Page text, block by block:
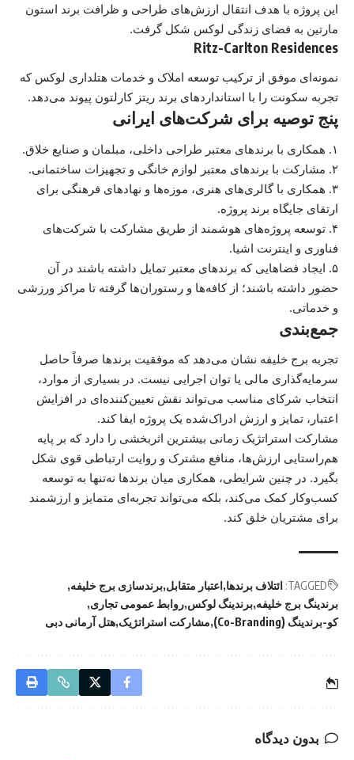
این پروژه با هدف انتقال ارزش‌های طراحی و ظرافت برند استون
مارتین به فضای زندگی لوکس شکل گرفت.
Ritz-Carlton Residences
نمونه‌ای موفق از ترکیب توسعه املاک و خدمات هتلداری لوکس که
تجربه سکونت را با استانداردهای برند ریتز کارلتون پیوند می‌دهد.
پنج توصیه برای شرکت‌های ایرانی
۱. همکاری با برندهای معتبر طراحی داخلی، مبلمان و صنایع خلاق.
۲. مشارکت با برندهای معتبر لوازم خانگی و تجهیزات ساختمانی.
۳. همکاری با گالری‌های هنری، موزه‌ها و نهادهای فرهنگی برای
ارتقای جایگاه برند پروژه.
۴. توسعه پروژه‌های هوشمند از طریق مشارکت با شرکت‌های
فناوری و اینترنت اشیا.
۵. ایجاد فضاهایی که برندهای معتبر تمایل داشته باشند در آن
حضور داشته باشند؛ از کافه‌ها و رستوران‌ها گرفته تا مراکز ورزشی
و خدماتی.
جمع‌بندی
تجربه برج خلیفه نشان می‌دهد که موفقیت برندها صرفاً حاصل
سرمایه‌گذاری مالی یا توان اجرایی نیست. در بسیاری از موارد،
انتخاب شرکای مناسب می‌تواند نقش تعیین‌کننده‌ای در افزایش
اعتبار، تمایز و ارزش ادراک‌شده یک پروژه ایفا کند.
مشارکت استراتژیک زمانی بیشترین اثربخشی را دارد که بر پایه
هم‌راستایی ارزش‌ها، منافع مشترک و روایت ارتباطی قوی شکل
بگیرد. در چنین شرایطی، همکاری میان برندها نه‌تنها به توسعه
کسب‌وکار کمک می‌کند، بلکه می‌تواند تجربه‌ای متمایز و ارزشمند
برای مشتریان خلق کند.
TAGGED: ائتلاف برندها اعتبار متقابل برندسازی برج خلیفه
برندینگ برج خلیفه برندینگ لوکس روابط عمومی تجاری
کو-برندینگ (Co-Branding)
مشارکت استراتژیک هتل آرمانی دبی
بدون دیدگاه